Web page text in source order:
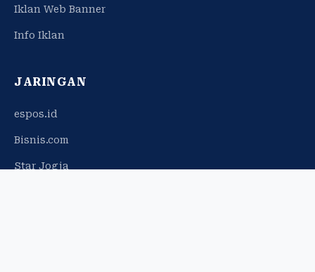
Iklan Web Banner
Info Iklan
JARINGAN
espos.id
Bisnis.com
Star Jogja